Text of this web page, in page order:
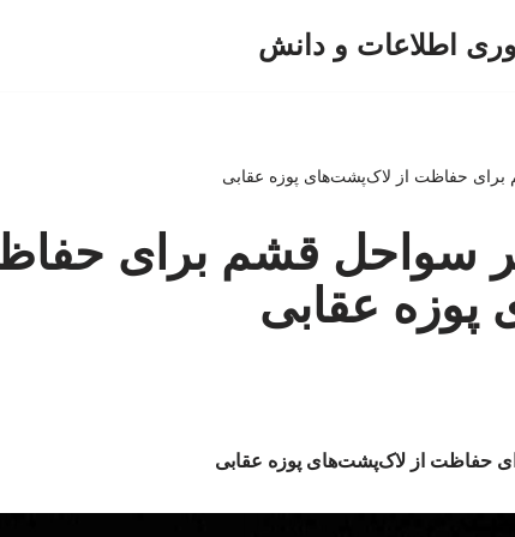
اطلاعات و دانش
حفاظت از لاک‌پشت‌های پوزه عقابی
سواحل قشم برای
عقابی
حفاظت از لاک‌پشت‌های پوزه عقابی